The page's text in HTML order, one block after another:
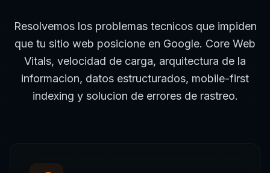
Resolvemos los problemas tecnicos que impiden
que tu sitio web posicione en Google. Core Web
Vitals, velocidad de carga, arquitectura de la
informacion, datos estructurados, mobile-first
indexing y solucion de errores de rastreo.